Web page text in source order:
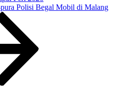
Polisi Begal Mobil di Malang